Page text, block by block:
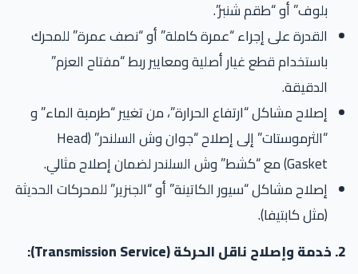
بلوف” أو “طقم شنبر”.
القدرة على إجراء “عمرة كاملة” أو “نصف عمرة” للمحرك
باستخدام قطع غيار أصلية ومعايير ربط “مفتاح العزم”
الدقيقة.
إصلاح مشاكل “ارتفاع الحرارة”، من تغيير “طرمبة الماء” و
“الثرموستات” إلى إصلاح “جوان وش السلندر” (Head
Gasket) مع “كشط” وش السلندر لضمان إصلاح مثالي.
إصلاح مشاكل “سيور الكاتينة” أو “الجنزير” للمحركات الحديثة
(مثل كابتيفا).